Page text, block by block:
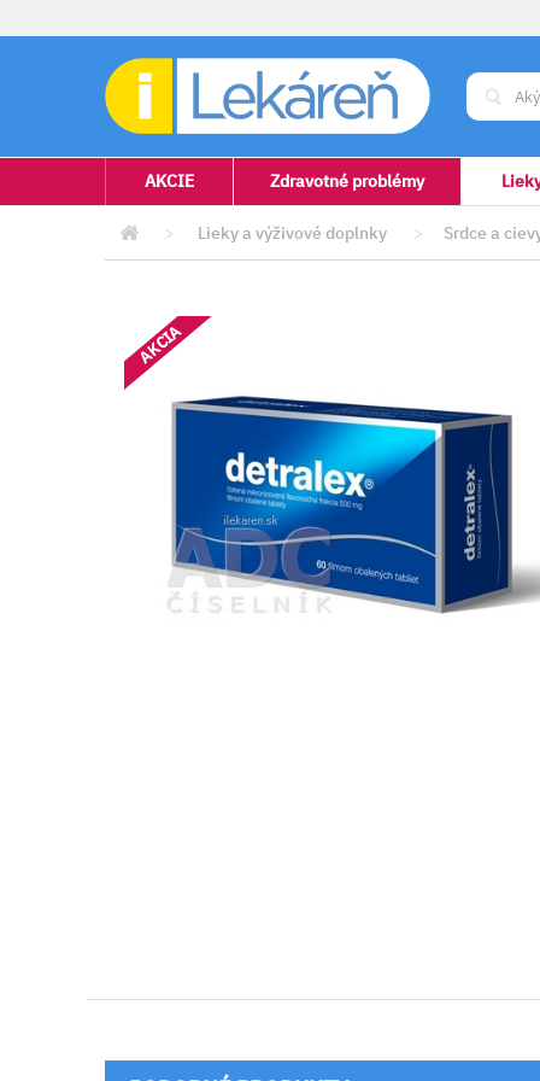
AKCIE Zdravotné problémy
> Lieky a výživové doplnky > Srdce a
AKCIA